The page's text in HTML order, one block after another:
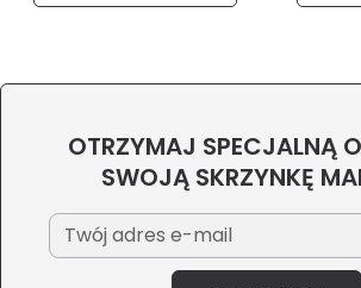
OTRZYMAJ SPECJALNĄ
SWOJĄ SKRZYNKĘ